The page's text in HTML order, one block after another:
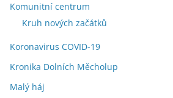
Komunitní centrum
Kruh nových začátků
Koronavirus COVID-19
Kronika Dolních Měcholup
Malý háj